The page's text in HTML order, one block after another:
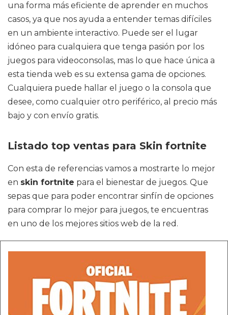
una forma más eficiente de aprender en muchos
casos, ya que nos ayuda a entender temas difíciles
en un ambiente interactivo. Puede ser el lugar
idóneo para cualquiera que tenga pasión por los
juegos para videoconsolas, mas lo que hace única a
esta tienda web es su extensa gama de opciones.
Cualquiera puede hallar el juego o la consola que
desee, como cualquier otro periférico, al precio más
bajo y con envío gratis.
Listado top ventas para Skin fortnite
Con esta de referencias vamos a mostrarte lo mejor
en skin fortnite para el bienestar de juegos. Que
sepas que para poder encontrar sinfín de opciones
para comprar lo mejor para juegos, te encuentras
en uno de los mejores sitios web de la red.